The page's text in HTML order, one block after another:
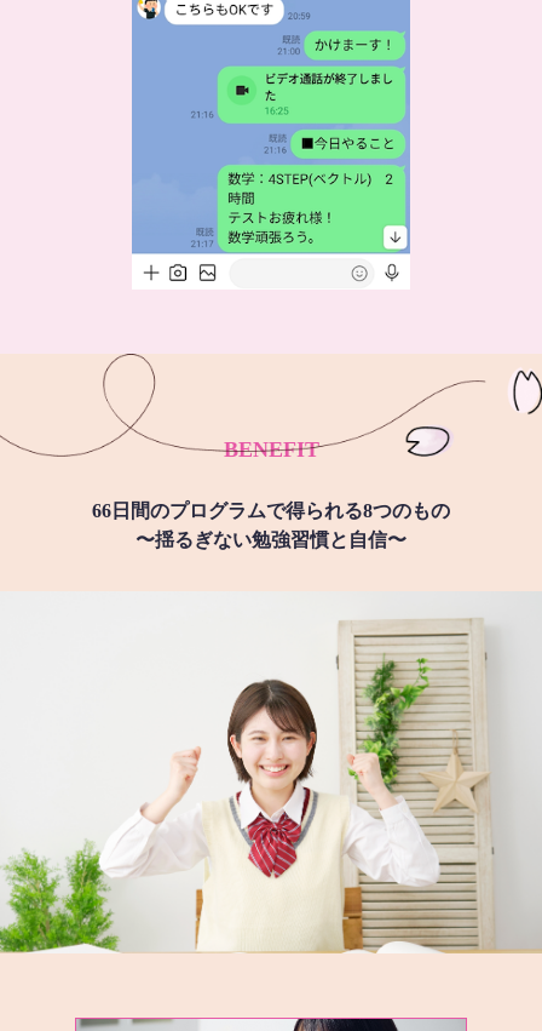
BENEFIT
66日間のプログラムで得られる8つのもの
〜揺るぎない勉強習慣と自信〜